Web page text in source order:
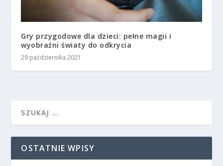
Gry przygodowe dla dzieci: pełne magii i
wyobraźni światy do odkrycia
29 października 2021
OSTATNIE WPISY